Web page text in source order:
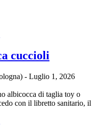
cuccioli
- Luglio 1, 2026
albicocca di taglia toy o
con il libretto sanitario, il